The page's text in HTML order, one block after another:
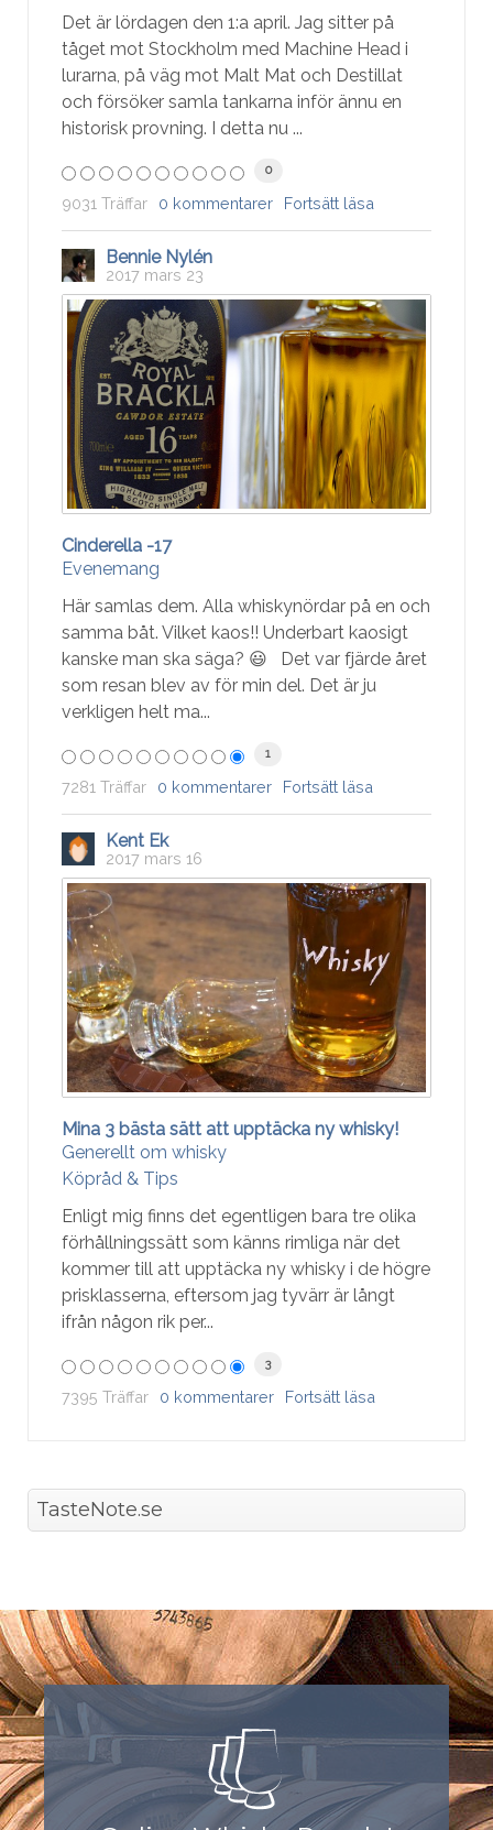
Det är lördagen den 1:a april. Jag sitter på
tåget mot Stockholm med Machine Head i
lurarna, på väg mot Malt Mat och Destillat
och försöker samla tankarna inför ännu en
historisk provning. I detta nu ...
0
9031 Träffar 0 kommentarer Fortsätt läsa
Bennie Nylén
2017 mars 23
Cinderella -17
Evenemang
Här samlas dem. Alla whiskynördar på en och
samma båt. Vilket kaos!! Underbart kaosigt
kanske man ska säga? 😃 Det var fjärde året
som resan blev av för min del. Det är ju
verkligen helt ma...
1
7281 Träffar 0 kommentarer Fortsätt läsa
Kent Ek
2017 mars 16
Mina 3 bästa sätt att upptäcka ny whisky!
Generellt om whisky
Köpråd & Tips
Enligt mig finns det egentligen bara tre olika
förhållningssätt som känns rimliga när det
kommer till att upptäcka ny whisky i de högre
prisklasserna, eftersom jag tyvärr är långt
ifrån någon rik per...
3
7395 Träffar 0 kommentarer Fortsätt läsa
TasteNote.se